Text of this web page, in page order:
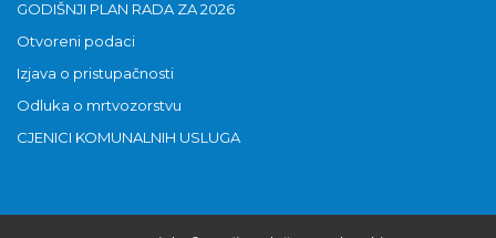
GODIŠNJI PLAN RADA ZA 2026
Otvoreni podaci
Izjava o pristupačnosti
Odluka o mrtvozorstvu
CJENICI KOMUNALNIH USLUGA